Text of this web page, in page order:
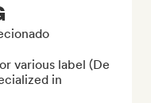
various label (De
in